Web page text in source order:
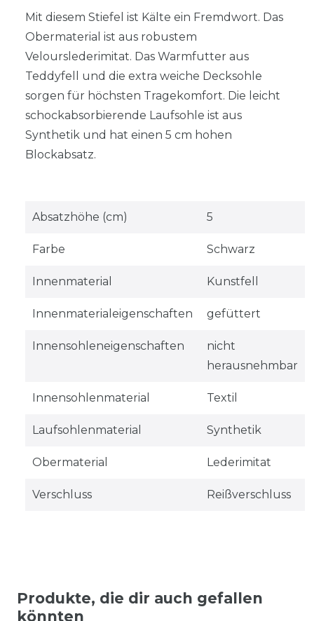
Mit diesem Stiefel ist Kälte ein Fremdwort. Das
Obermaterial ist aus robustem
Velourslederimitat. Das Warmfutter aus
Teddyfell und die extra weiche Decksohle
sorgen für höchsten Tragekomfort. Die leicht
schockabsorbierende Laufsohle ist aus
Synthetik und hat einen 5 cm hohen
Blockabsatz.
Absatzhöhe (cm) 5
Farbe Schwarz
Innenmaterial Kunstfell
Innenmaterialeigenschaften gefüttert
Innensohleneigenschaften
nicht
herausnehmbar
Innensohlenmaterial Textil
Laufsohlenmaterial Synthetik
Obermaterial Lederimitat
Verschluss Reißverschluss
Produkte, die dir auch gefallen
könnten